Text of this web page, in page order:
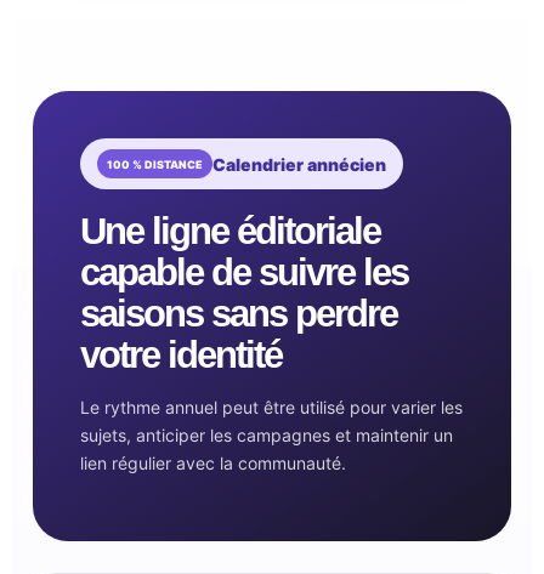
Calendrier annécien
Une ligne éditoriale
capable de suivre les
saisons sans perdre
votre identité
Le rythme annuel peut être utilisé pour varier les
sujets, anticiper les campagnes et maintenir un
lien régulier avec la communauté.